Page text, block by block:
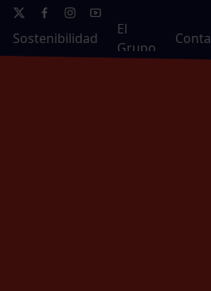
Sostenibilidad
El
Grupo